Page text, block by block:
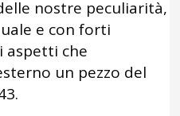
nostre peculiarità,
e con forti
aspetti che
un pezzo del